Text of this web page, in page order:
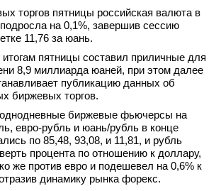
торгов пятницы российская валюта в
на 0,1%, завершив сессию
11,76 за юань.
пятницы составил приличные для
8,9 миллиарда юаней, при этом далее
публикацию данных об
биржевых торгов.
биржевые фьючерсы на
евро-рубль и юань/рубль в конце
по 85,48, 93,08, и 11,81, и рубль
процента по отношению к доллару,
же против евро и подешевел на 0,6% к
динамику рынка форекс.